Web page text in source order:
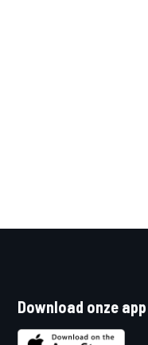
Download onze app